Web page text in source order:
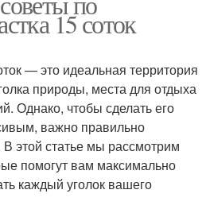
15 соток
— это идеальная территория
природы, места для отдыха
Однако, чтобы сделать его
важно правильно
этой статье мы рассмотрим
помогут вам максимально
каждый уголок вашего